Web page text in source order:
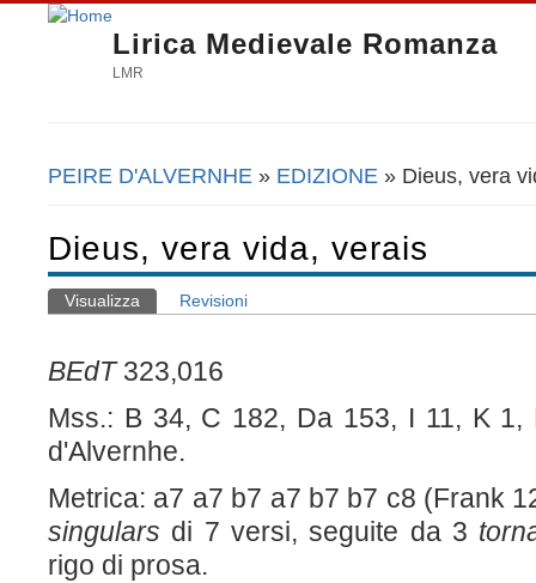
Lirica Medievale Romanza
LMR
Tu sei qui
PEIRE D'ALVERNHE » EDIZIONE » Dieus, vera
Dieus, vera vida, verais
Schede primarie
Visualizza (scheda attiva)
Revisioni
BEdT323,016
Mss.: B 34, C 182, Da 153, I 11, K
d'Alvernhe.
Metrica: a7 a7 b7 a7 b7 b7 c8 (Frank
singulars di 7 versi, seguite da 3
rigo di prosa.